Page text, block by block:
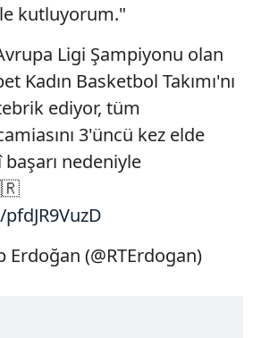
kutluyorum."
Ligi Şampiyonu olan
Kadın Basketbol Takımı'nı
ediyor, tüm
3'üncü kez elde
nedeniyle
Erdoğan (@RTErdogan)